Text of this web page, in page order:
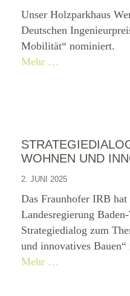
Unser Holzparkhaus
Deutschen
Mobilität“ nominiert.
Mehr …
WOHNEN UND
2. JUNI 2025
Das Fraunhofer IRB
Landesregierung
Strategiedialog zum
und innovatives
Mehr …